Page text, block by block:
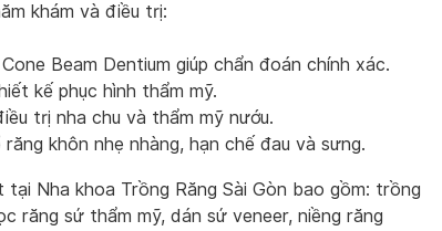
khám và điều trị:
Beam Dentium giúp chẩn đoán chính xác.
kế phục hình thẩm mỹ.
trị nha chu và thẩm mỹ nướu.
khôn nhẹ nhàng, hạn chế đau và sưng.
tại Nha khoa Trồng Răng Sài Gòn bao gồm: trồng
răng sứ thẩm mỹ, dán sứ veneer, niềng răng